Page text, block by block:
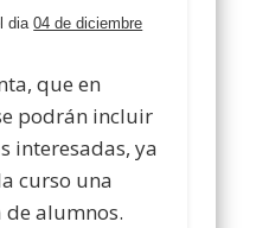
dia04 de diciembre
que en
podrán incluir
interesadas, ya
curso una
alumnos.